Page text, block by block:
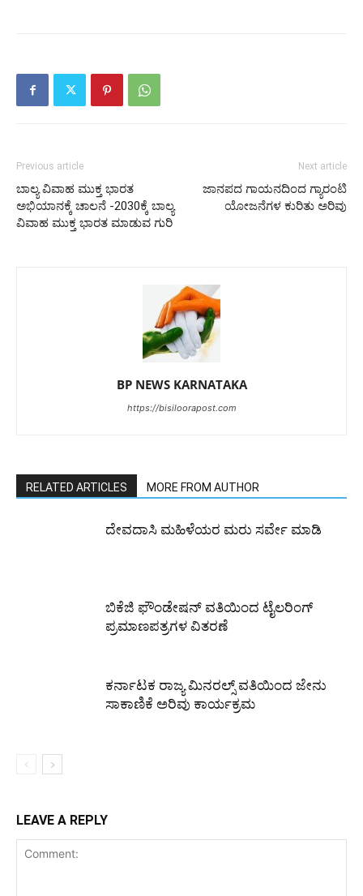
Previous article
ಬಾಲ್ಯ ವಿವಾಹ ಮುಕ್ತ ಭಾರತ
ಅಭಿಯಾನಕ್ಕೆ ಚಾಲನೆ -2030ಕ್ಕೆ ಬಾಲ್ಯ
ವಿವಾಹ ಮುಕ್ತ ಭಾರತ ಮಾಡುವ ಗುರಿ
Next article
ಜಾನಪದ ಗಾಯನದಿಂದ ಗ್ಯಾರಂಟಿ
ಯೋಜನೆಗಳ ಕುರಿತು ಅರಿವು
BP NEWS KARNATAKA
https://bisiloorapost.com
RELATED ARTICLES MORE FROM AUTHOR
ದೇವದಾಸಿ ಮಹಿಳೆಯರ ಮರು ಸರ್ವೇ ಮಾಡಿ
ಬಿಕೆಜಿ ಫೌಂಡೇಷನ್ ವತಿಯಿಂದ ಟೈಲರಿಂಗ್
ಪ್ರಮಾಣಪತ್ರಗಳ ವಿತರಣೆ
ಕರ್ನಾಟಕ ರಾಜ್ಯ ಮಿನರಲ್ಸ್ ವತಿಯಿಂದ ಜೇನು
ಸಾಕಾಣಿಕೆ ಅರಿವು ಕಾರ್ಯಕ್ರಮ
LEAVE A REPLY